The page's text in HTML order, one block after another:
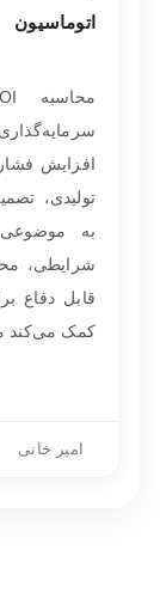
اتوماسیون
افزایش
تولیدی،
به
قابل دفاع
کمک می‌کند
امیر خانی